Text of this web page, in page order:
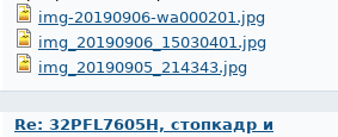
img-20190906-wa000201.jpg
img_20190906_15030401.jpg
img_20190905_214343.jpg
Re: 32PFL7605H, стопкадр и